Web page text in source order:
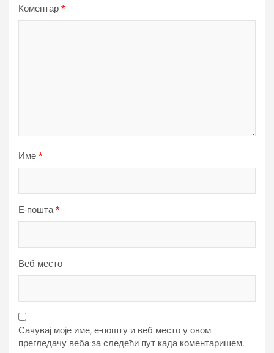
Коментар *
Име *
Е-пошта*
Веб место
Сачувај моје име, е-пошту и веб место у овом
прегледачу веба за следећи пут када коментаришем.